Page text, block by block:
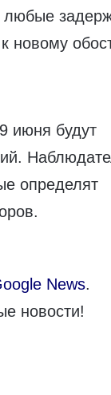
новому
июня будут
определят
News.
новости!